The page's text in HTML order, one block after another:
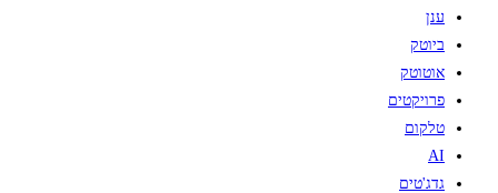
ענן
ביוטק
אוטוטק
פרויקטים
טלקום
AI
גדג'טים